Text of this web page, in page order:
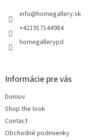
info@homegallery.sk
+421917144984
homegallerypd
Informácie pre vás
Domov
Shop the look
Contact
Obchodné podmienky